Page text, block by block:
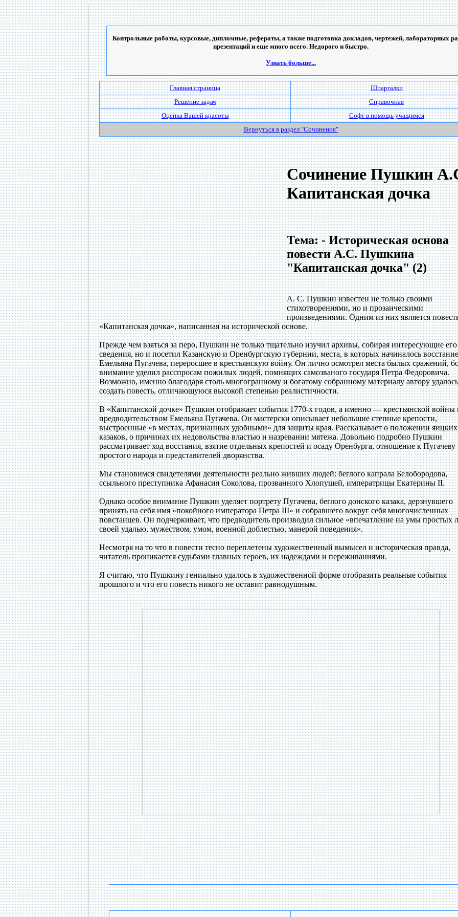
Контрольные работы, курсовые, дипломные, рефераты, а также подготовка докладов, чертежей, лабораторных
презентаций и еще много всего. Недорого и быстро.
Узнать больше...
Главная страница
Шпаргалки
Решение задач
Справочная
Оценка Вашей красоты
Софт в помощь учащимся
Вернуться в раздел "Сочинения"
Сочинение Пушкин
Капитанская дочка
Тема: - Историческая основа
повести А.С. Пушкина
"Капитанская дочка" (2)
А. С. Пушкин известен не только своими
стихотворениями, но и прозаическими
произведениями. Одним из них является
«Капитанская дочка», написанная на исторической основе.
Прежде чем взяться за перо, Пушкин не только тщательно изучил архивы, собирая интересующие его
сведения, но и посетил Казанскую и Оренбургскую губернии, места, в которых начиналось восстание
Емельяна Пугачева, переросшее в крестьянскую войну. Он лично осмотрел места былых сражений,
внимание уделил расспросам пожилых людей, помнящих самозваного государя Петра Федоровича.
Возможно, именно благодаря столь многогранному и богатому собранному материалу автору удалось
создать повесть, отличающуюся высокой степенью реалистичности.
В «Капитанской дочке» Пушкин отображает события 1770-х годов, а именно — крестьянской войны
предводительством Емельяна Пугачева. Он мастерски описывает небольшие степные крепости,
выстроенные «в местах, признанных удобными» для защиты края. Рассказывает о положении яицких
казаков, о причинах их недовольства властью и назревании мятежа. Довольно подробно Пушкин
рассматривает ход восстания, взятие отдельных крепостей и осаду Оренбурга, отношение к Пугачеву
простого народа и представителей дворянства.
Мы становимся свидетелями деятельности реально живших людей: беглого капрала Белобородова,
ссыльного преступника Афанасия Соколова, прозванного Хлопушей, императрицы Екатерины II.
Однако особое внимание Пушкин уделяет портрету Пугачева, беглого донского казака, дерзнувшего
принять на себя имя «покойного императора Петра III» и собравшего вокруг себя многочисленных
повстанцев. Он подчеркивает, что предводитель производил сильное «впечатление на умы простых
своей удалью, мужеством, умом, военной доблестью, манерой поведения».
Несмотря на то что в повести тесно переплетены художественный вымысел и историческая правда,
читатель проникается судьбами главных героев, их надеждами и переживаниями.
Я считаю, что Пушкину гениально удалось в художественной форме отобразить реальные события
прошлого и что его повесть никого не оставит равнодушным.